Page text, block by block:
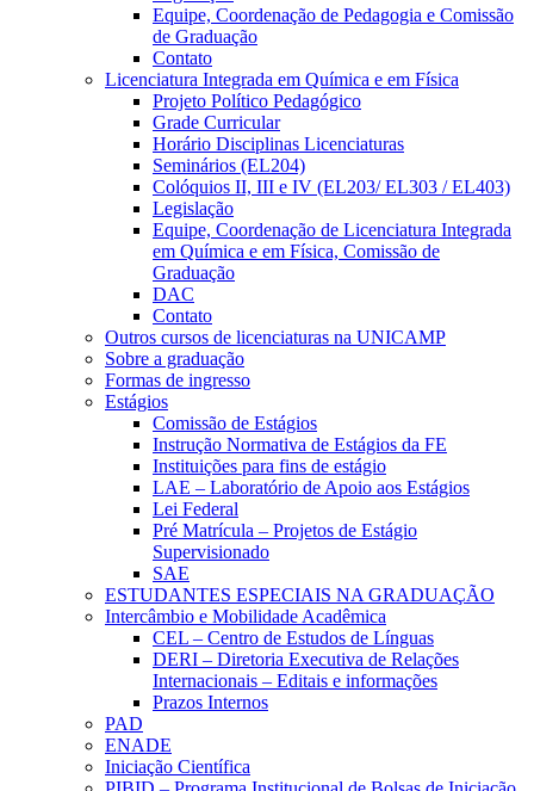
Equipe, Coordenação de Pedagogia e Comissão
de Graduação
Contato
Licenciatura Integrada em Química e em Física
Projeto Político Pedagógico
Grade Curricular
Horário Disciplinas Licenciaturas
Seminários (EL204)
Colóquios II, III e IV (EL203/ EL303 / EL403)
Legislação
Equipe, Coordenação de Licenciatura Integrada
em Química e em Física, Comissão de
Graduação
DAC
Contato
Outros cursos de licenciaturas na UNICAMP
Sobre a graduação
Formas de ingresso
Estágios
Comissão de Estágios
Instrução Normativa de Estágios da FE
Instituições para fins de estágio
LAE – Laboratório de Apoio aos Estágios
Lei Federal
Pré Matrícula – Projetos de Estágio
Supervisionado
SAE
ESTUDANTES ESPECIAIS NA GRADUAÇÃO
Intercâmbio e Mobilidade Acadêmica
CEL – Centro de Estudos de Línguas
DERI – Diretoria Executiva de Relações
Internacionais – Editais e informações
Prazos Internos
PAD
ENADE
Iniciação Científica